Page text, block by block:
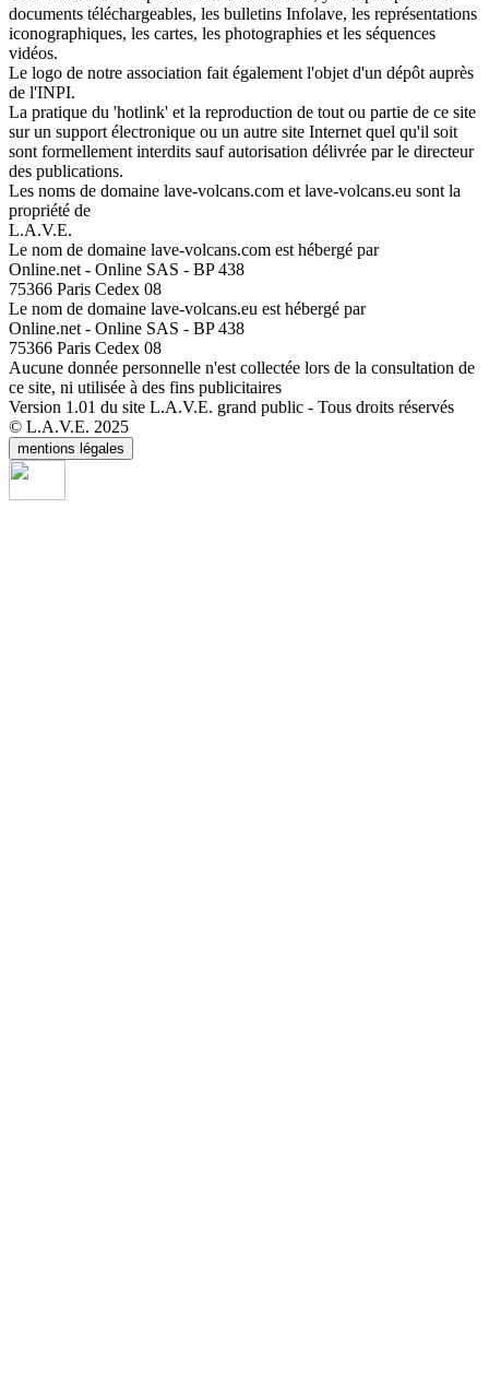
documents téléchargeables, les bulletins Infolave, les représentations
iconographiques, les cartes, les photographies et les séquences
vidéos.
Le logo de notre association fait également l'objet d'un dépôt auprès
de l'INPI.
La pratique du 'hotlink' et la reproduction de tout ou partie de ce site
sur un support électronique ou un autre site Internet quel qu'il soit
sont formellement interdits sauf autorisation délivrée par le directeur
des publications.
Les noms de domaine lave-volcans.com et lave-volcans.eu sont la
propriété de
L.A.V.E.
Le nom de domaine lave-volcans.com est hébergé par
Online.net - Online SAS - BP 438
75366 Paris Cedex 08
Le nom de domaine lave-volcans.eu est hébergé par
Online.net - Online SAS - BP 438
75366 Paris Cedex 08
Aucune donnée personnelle n'est collectée lors de la consultation de
ce site, ni utilisée à des fins publicitaires
Version 1.01 du site L.A.V.E. grand public - Tous droits réservés
© L.A.V.E. 2025
mentions légales